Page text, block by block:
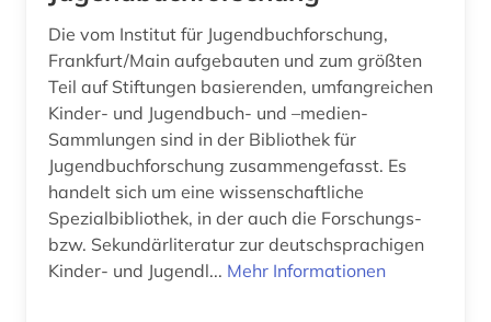
Die vom Institut für Jugendbuchforschung,
Frankfurt/Main aufgebauten und zum größten
Teil auf Stiftungen basierenden, umfangreichen
Kinder- und Jugendbuch- und –medien-
Sammlungen sind in der Bibliothek für
Jugendbuchforschung zusammengefasst. Es
handelt sich um eine wissenschaftliche
Spezialbibliothek, in der auch die Forschungs-
bzw. Sekundärliteratur zur deutschsprachigen
Kinder- und Jugendl... Mehr Informationen